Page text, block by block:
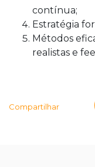
contínua;
Estratégia
Métodos
realistas e
Compartilhar